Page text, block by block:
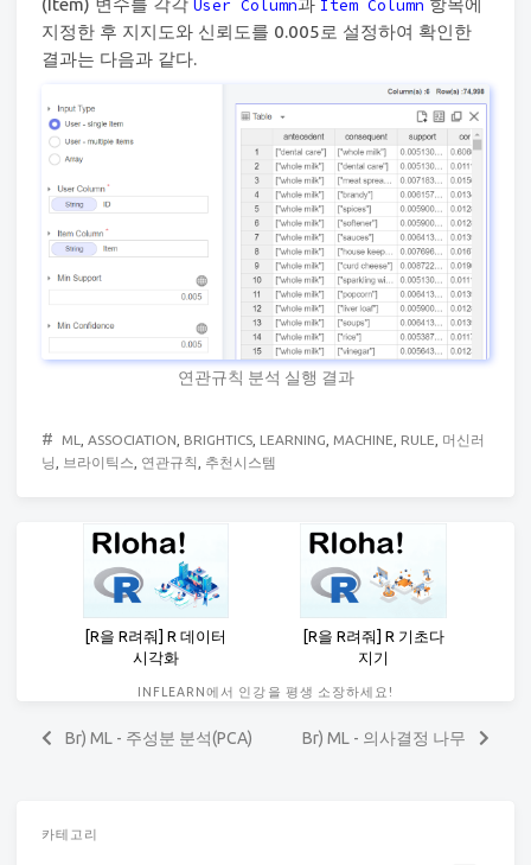
User Column Item Column
지정한 후 지지도와 신뢰도를 0.005로 설정하여 확인한
결과는 다음과 같다.
연관규칙 분석 실행 결과
# ML ASSOCIATION BRIGHTICS, LEARNING MACHINE RULE
머신러
닝
브라이틱스 연관규칙 추천시스템
[R을 R려줘] R 데이터
시각화
[R을 R려줘] R 기초다
지기
INFLEARN에서 인강을 평생 소장하세요!
Br) ML - 주성분 분석(PCA) Br) ML - 의사결정 나무
카테고리